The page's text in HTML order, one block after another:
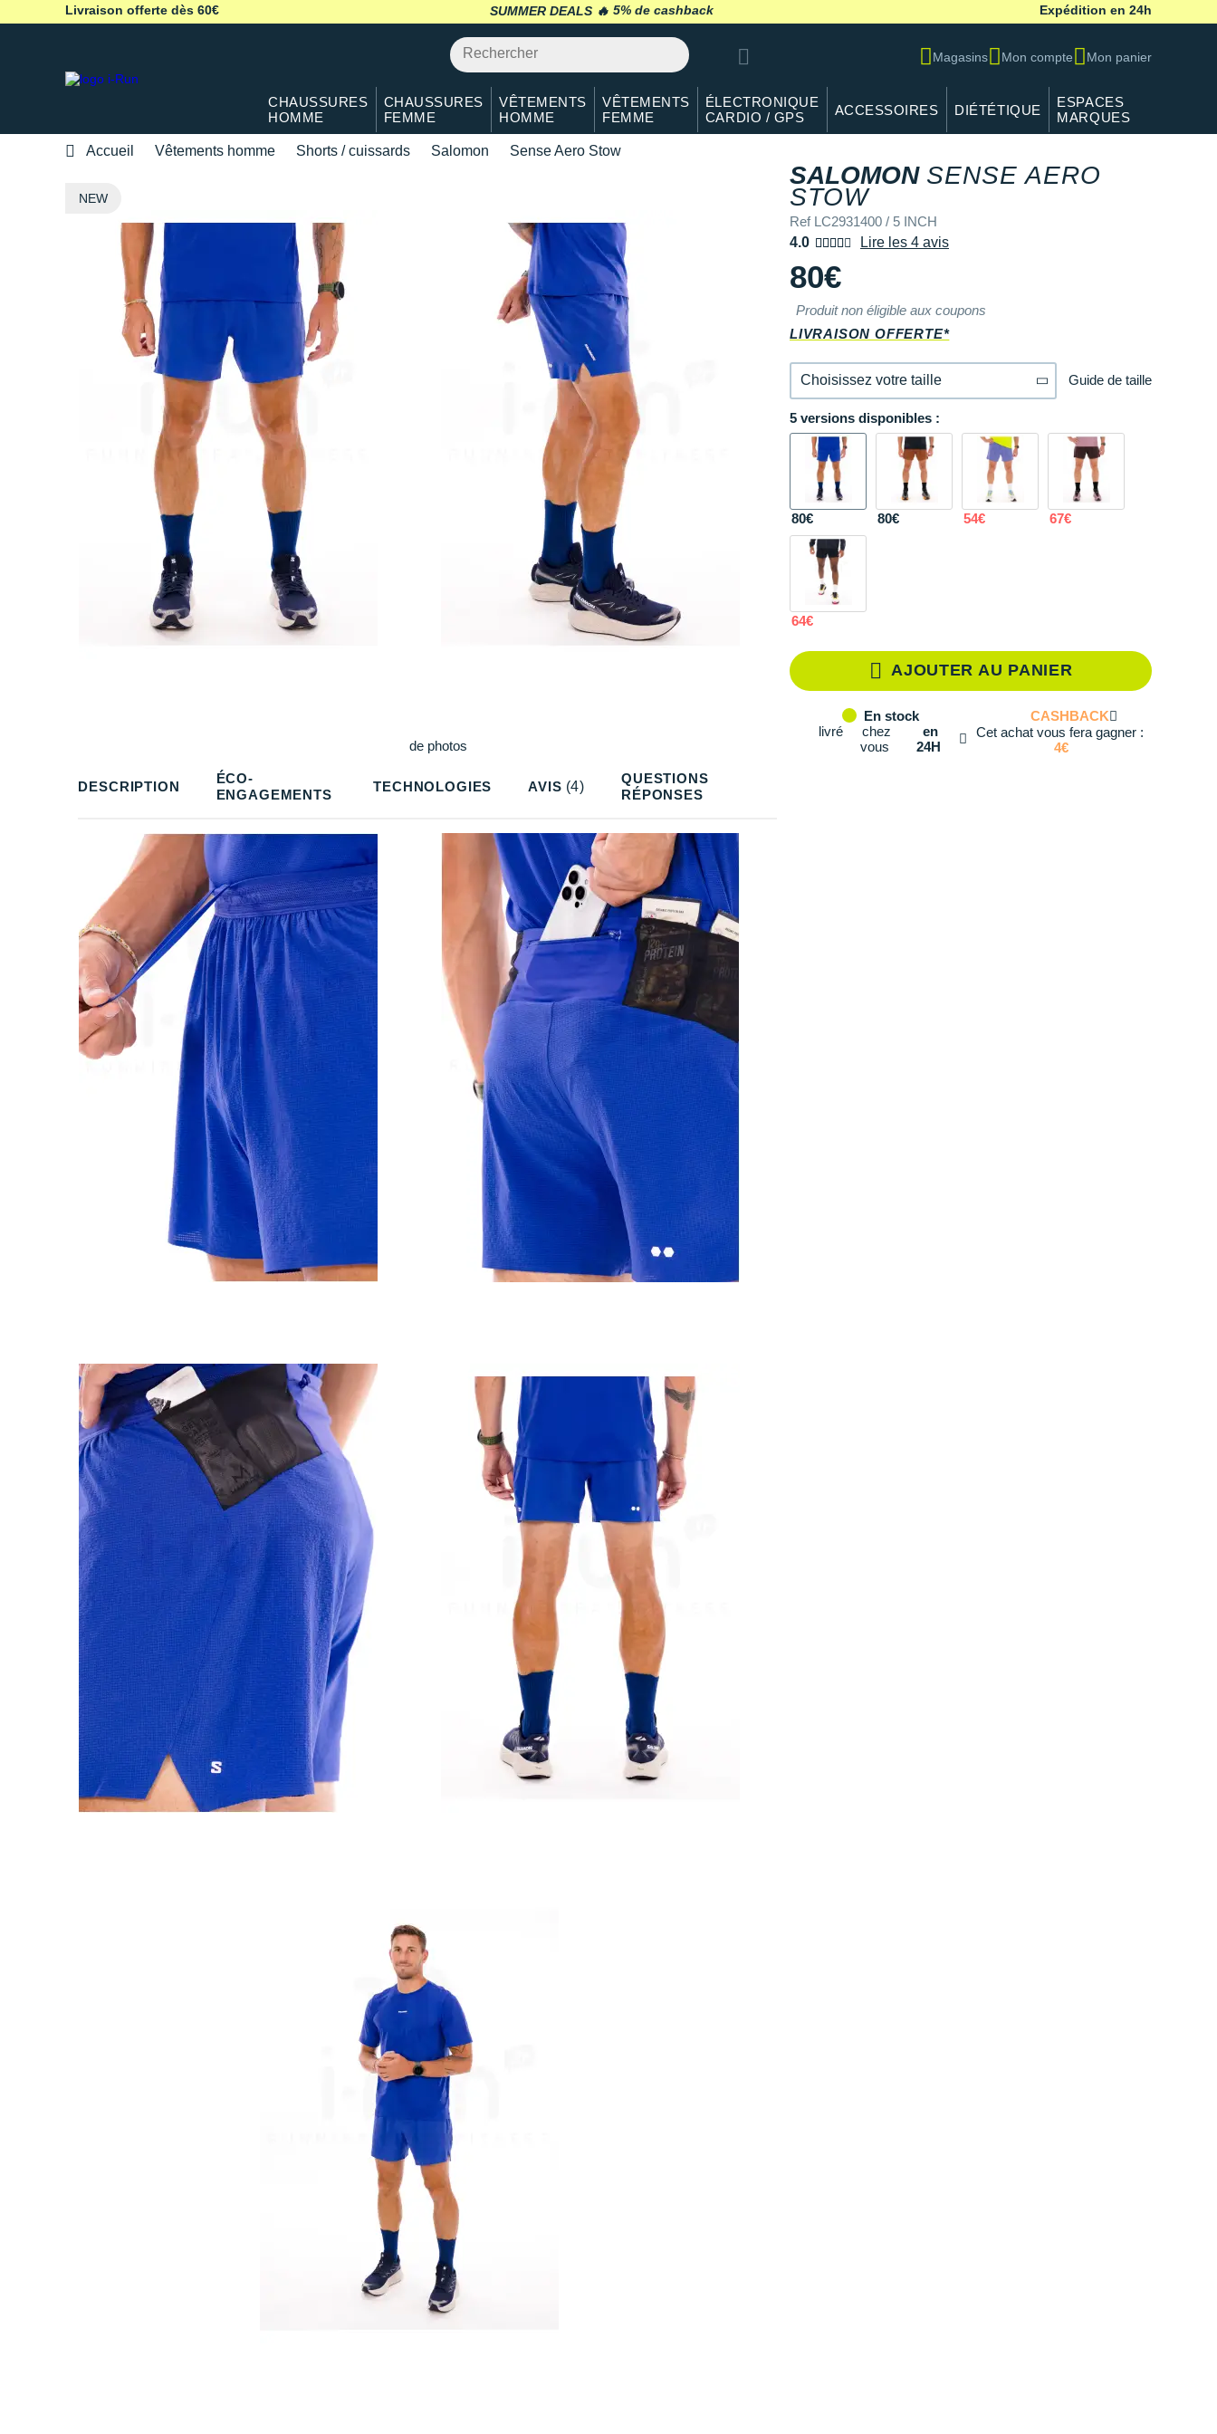
Livraison offerte dès 60€ SUMMER DEALS 🔥 retour 30 jours* Expédition en 24h
Magasins Mon compte Mon panier
CHAUSSURES
HOMME
CHAUSSURES
FEMME
VÊTEMENTS
HOMME
VÊTEMENTS
FEMME
ÉLECTRONIQUE
CARDIO / GPS
ACCESSOIRES DIÉTÉTIQUE
ESPACES
MARQUES
Accueil Vêtements homme Shorts / cuissards Salomon Sense Aero Stow
SALOMON SENSE AERO
STOW
Ref LC2931400 / 5 INCH
4.0
Lire les 4 avis
80€
Produit non éligible aux coupons
LIVRAISON OFFERTE*
Choisissez votre taille
S Il en reste 1 !
M En stock
En stock
XL
Guide de taille
5 versions disponibles :
80€ 80€ 54€ 67€
64€
AJOUTER AU PANIER
En stock
livré
chez
vous
en
24H
CASHBACK
Cet achat vous fera gagner :
4€
NEW
Plus
de photos
DESCRIPTION
ÉCO-
ENGAGEMENTS
TECHNOLOGIES AVIS (4)
QUESTIONS
RÉPONSES
M En stock
Il en reste 2 !